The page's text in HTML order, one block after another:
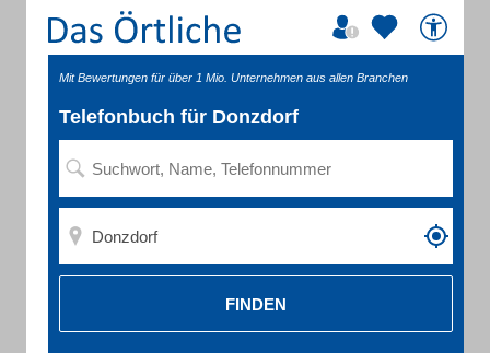
Mit Bewertungen für über 1 Mio. Unternehmen aus allen Branchen
Telefonbuch für Donzdorf
FINDEN